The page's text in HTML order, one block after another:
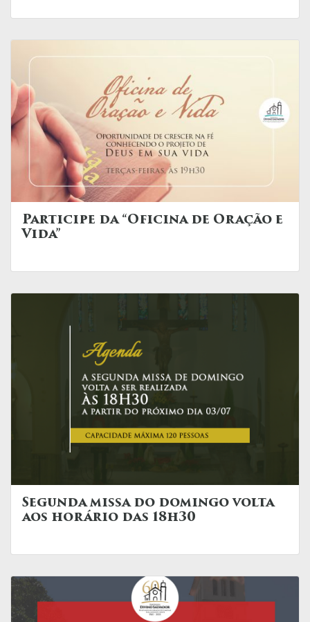
Participe da “Oficina de Oração e
Vida”
Segunda missa do domingo volta
aos horário das 18h30